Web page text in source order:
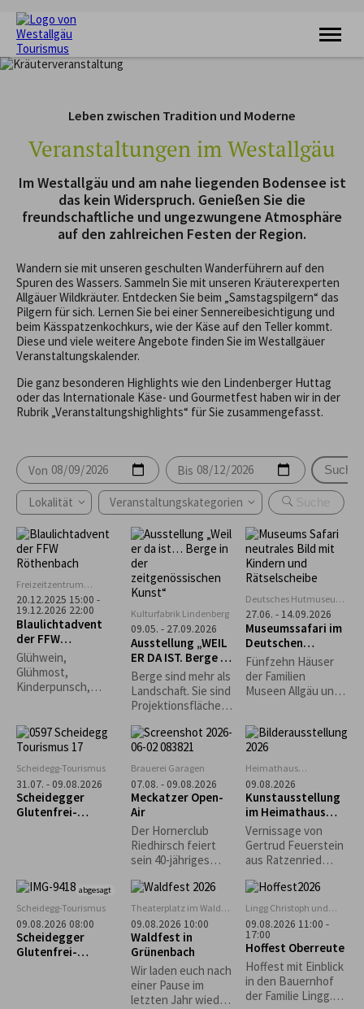
WANDERN
FERIENORTE
UNTERKÜNFTE
VERANSTALTUNGEN
SERVICE
Leben zwischen Tradition und Moderne
Veranstaltungen im Westallgäu
Im Westallgäu und am nahe liegenden Bodensee ist
das kein Widerspruch. Genießen Sie die
freundschaftliche und ungezwungene Atmosphäre
auf den zahlreichen Festen der Region.
Wandern sie mit unseren geschulten Wanderführern auf den
Spuren des Wassers. Sammeln Sie mit unseren Kräuterexperten
Allgäuer Wildkräuter. Entdecken Sie beim „Samstagspilgern“ das
Pilgern für sich. Lernen Sie bei einer Sennereibesichtigung und
beim Kässpatzenkochkurs, wie der Käse auf den Teller kommt.
Diese und viele weitere Angebote finden Sie im Westallgäuer
Veranstaltungskalender.
Die ganz besonderen Highlights wie den Lindenberger Huttag
oder das Internationale Käse- und Gourmetfest haben wir in der
Rubrik „Veranstaltungshighlights“ für Sie zusammengefasst.
Von Bis Suchen
Lokalität Veranstaltungskategorien
Freizeitzentrum
Rentershofen
20.12.2025 15:00 -
19.12.2026 22:00
Blaulichtadvent
der FFW
Röthenbach
Glühwein,
Glühmost,
Kinderpunsch,
Schmalzbrote
Kulturfabrik Lindenberg
09.05. - 27.09.2026
Ausstellung „WEIL
ER DA IST. Berge in
der
zeitgenössischen
Kunst“
Berge sind mehr als
Landschaft. Sie sind
Projektionsfläche,
Hindernis, Mythos
und Realität. Die
Ausstellung „Weil er
da ist…“
versammelt diese
Auseinandersetzun
g in Positionen von
zehn
zeitgenössischen
Künstlerinnen und
Künstlern, die den
Berg als äußere
Realität ebenso
befragen wie als
inneres und
gesellschaftliches
Bild.
Deutsches Hutmuseum,
Lindenberg
27.06. - 14.09.2026
Museumssafari im
Deutschen
Hutmuseum
Fünfzehn Häuser
der Familien
Museen Allgäu und
Safari ein. In allen
Museen gibt es in
diesem Zeitraum
ein tierisches
Rätsel zu lösen, bei
dem detektivischer
Spürsinn gefragt
ist. Bei der
Museumssafari
begleitet euch ein
buntes Rätselheft,
das ihr kostenlos an
den
Museumskassen
erhaltet. Wer
mindestens drei
Museen besucht
und die Rätsel löst
kann an einer
Scheidegg-Tourismus
31.07. - 09.08.2026
Scheidegger
Glutenfrei-
Brauerei Garagen
07.08. - 09.08.2026
Meckatzer Open-
Air
Der Hornerclub
Riedhirsch feiert
sein 40-jähriges
Meckatzer Garagen.
Freut euch auf ein
abwechslungsreich
es Programm mit
Musik, guter
Stimmung und
reichhaltiger
Verpflegung.
Heimathaus
Zwirkenberg
09.08.2026
Kunstausstellung
im Heimathaus
Gestratz-
Zwirkenberg
Vernissage von
Gertrud Feuerstein
aus Ratzenried
Situationen aus
dem Leben)
abgesagt
Scheidegg-Tourismus
09.08.2026 08:00
Scheidegger
Glutenfrei-
Theaterplatz im Wald
bei Grünenbach
09.08.2026 10:00
Waldfest in
Grünenbach
Wir laden euch nach
einer Pause im
letzten Jahr wieder
Lingg Christoph und
Katrin
09.08.2026 11:00 -
17:00
Hoffest Oberreute
Hoffest mit Einblick
in den Bauernhof
der Familie Lingg.